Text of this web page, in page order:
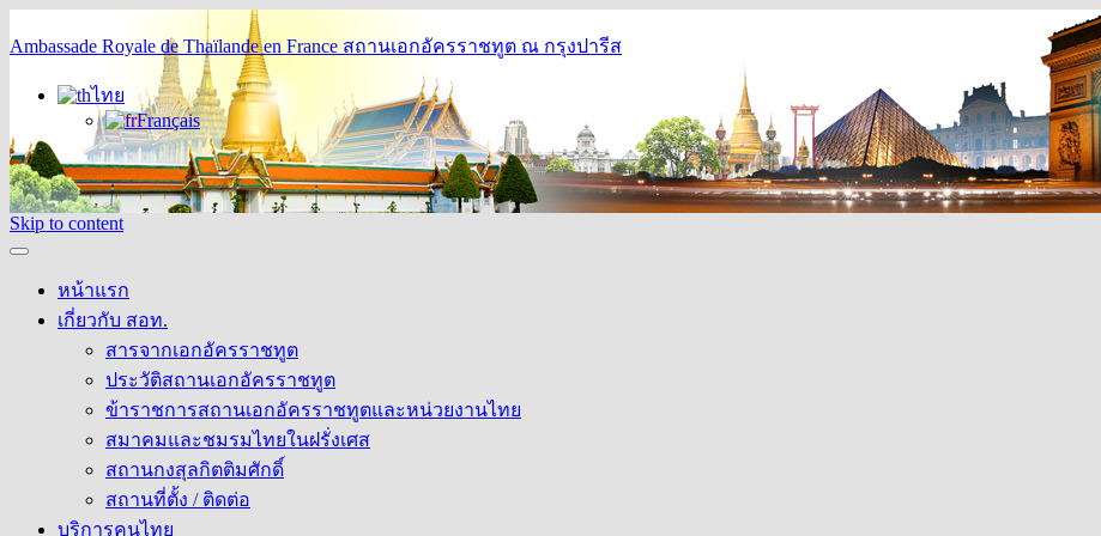
Ambassade Royale de Thaïlande en France สถานเอกอัครราชทูต ณ กรุงปารีส
ไทย
Français
Skip to content
หน้าแรก
เกี่ยวกับ สอท.
สารจากเอกอัครราชทูต
ประวัติสถานเอกอัครราชทูต
ข้าราชการสถานเอกอัครราชทูตและหน่วยงานไทย
สมาคมและชมรมไทยในฝรั่งเศส
สถานกงสุลกิตติมศักดิ์
สถานที่ตั้ง / ติดต่อ
บริการคนไทย